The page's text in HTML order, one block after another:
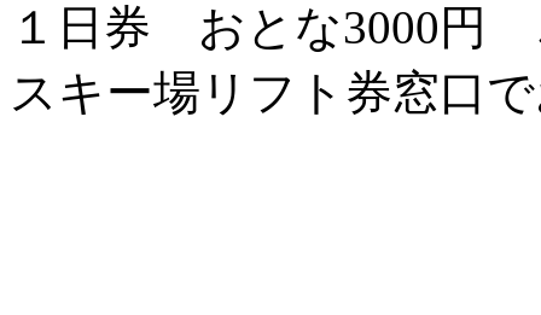
１日券 おとな3000円
スキー場リフト券窓口